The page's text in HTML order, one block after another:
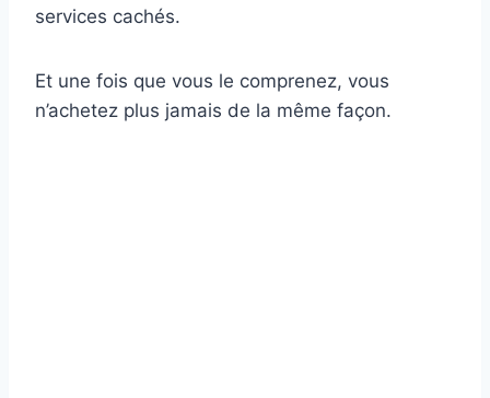
services cachés.
Et une fois que vous le comprenez, vous
n’achetez plus jamais de la même façon.